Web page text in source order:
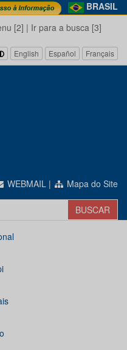
BRASIL
[2] | Ir para a busca [3]
English Español Français
WEBMAIL | Mapa do Site